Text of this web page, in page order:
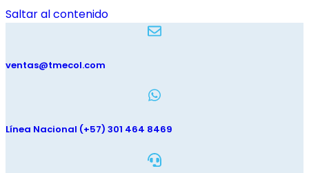
Saltar al contenido
ventas@tmecol.com
Línea Nacional (+57) 301 464 8469